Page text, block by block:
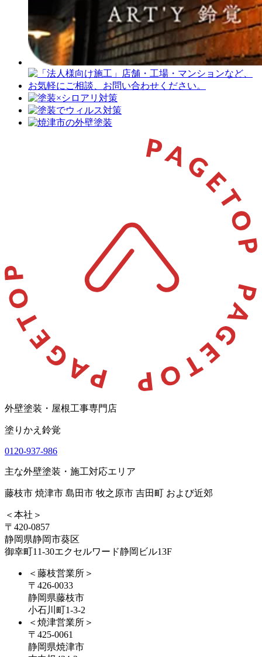
外壁塗装・屋根工事専門店
塗りかえ鈴覚
0120-937-986
主な外壁塗装・施工対応エリア
藤枝市 焼津市 島田市 牧之原市 吉田町 および近郊
＜本社＞
〒420-0857
静岡県静岡市葵区
御幸町11-30エクセルワード静岡ビル13F
＜藤枝営業所＞
〒426-0033
静岡県藤枝市
小石川町1-3-2
＜焼津営業所＞
〒425-0061
静岡県焼津市